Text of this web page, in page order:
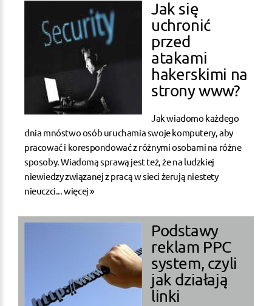
Jak się
uchronić
przed
atakami
hakerskimi na
strony www?
Jak wiadomo każdego
dnia mnóstwo osób uruchamia swoje komputery, aby
pracować i korespondować z różnymi osobami na różne
sposoby. Wiadomą sprawą jest też, że na ludzkiej
niewiedzy związanej z pracą w sieci żerują niestety
nieuczci...więcej »
Podstawy
reklam PPC
system, czyli
jak działają
linki